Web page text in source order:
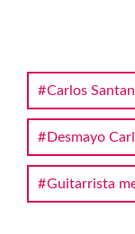
Carlos
Desmayo
Guitarrista